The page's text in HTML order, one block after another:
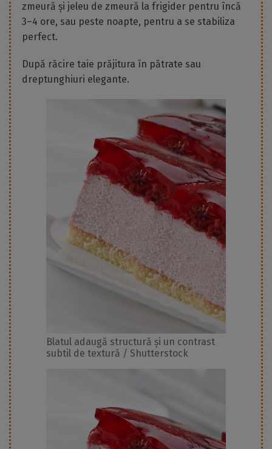
zmeură și jeleu de zmeură la frigider pentru încă
3–4 ore, sau peste noapte, pentru a se stabiliza
perfect.
După răcire taie prăjitura în pătrate sau
dreptunghiuri elegante.
Blatul adaugă structură și un contrast
subtil de textură / Shutterstock